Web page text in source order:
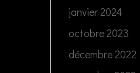
janvier 2024
octobre 2023
décembre 2022